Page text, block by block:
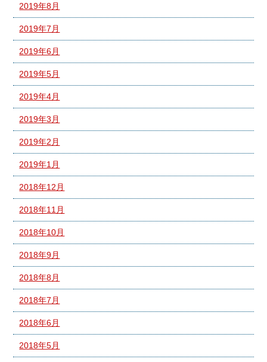
2019年8月
2019年7月
2019年6月
2019年5月
2019年4月
2019年3月
2019年2月
2019年1月
2018年12月
2018年11月
2018年10月
2018年9月
2018年8月
2018年7月
2018年6月
2018年5月